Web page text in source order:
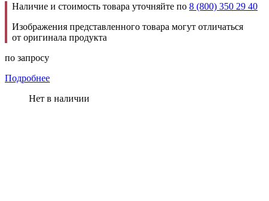
Наличие и стоимость товара уточняйте по 8 (800) 350 29 40
Изображения представленного товара могут отличаться
от оригинала продукта
по запросу
Подробнее
Нет в наличии